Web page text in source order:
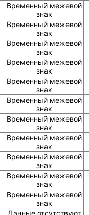
Временный межевой
знак
Временный межевой
знак
Временный межевой
знак
Временный межевой
знак
Временный межевой
знак
Временный межевой
знак
Временный межевой
знак
Временный межевой
знак
Временный межевой
знак
Временный межевой
знак
Временный межевой
знак
Данные отсутствуют